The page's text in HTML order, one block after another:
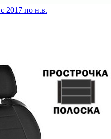
2017 по н.в.